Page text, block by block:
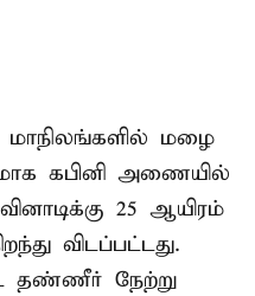
மாநிலங்களில் மழை
கபினி அணையில்
25 ஆயிரம்
விடப்பட்டது.
தண்ணீர் நேற்று